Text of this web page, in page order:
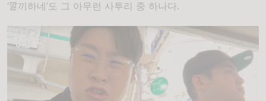
‘깔끼하네’도 그 아무런 사투리 중 하나다.